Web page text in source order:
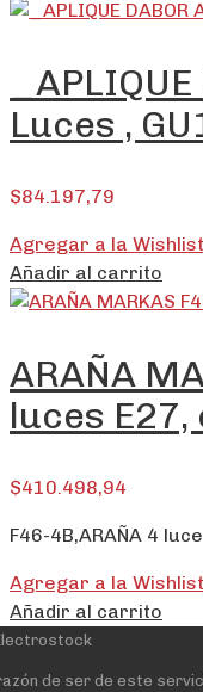
Luces ,
$84.197,79
Agregar a la Wishlist
Añadir al carrito
ARAÑA
luces
$410.498,94
F46-4B,ARAÑA 4
Agregar a la Wishlist
Añadir al carrito
de ser de este